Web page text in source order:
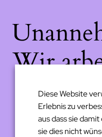
Wir
Diese Website
Erlebnis zu
aus dass sie
sie dies nicht